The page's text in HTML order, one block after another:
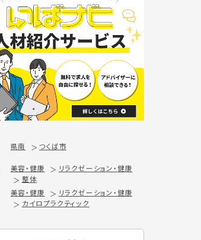
県南 つくば市
美容・健康
リラクゼーション・健康
整体
美容・健康
リラクゼーション・健康
カイロプラクティック